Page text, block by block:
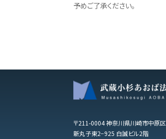
予めご了承ください。
〒211-0004 神奈川県川崎市中原区
新丸子東2−925 白誠ビル2階